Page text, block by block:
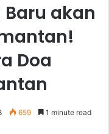
akan
Doa
659 1 minute read